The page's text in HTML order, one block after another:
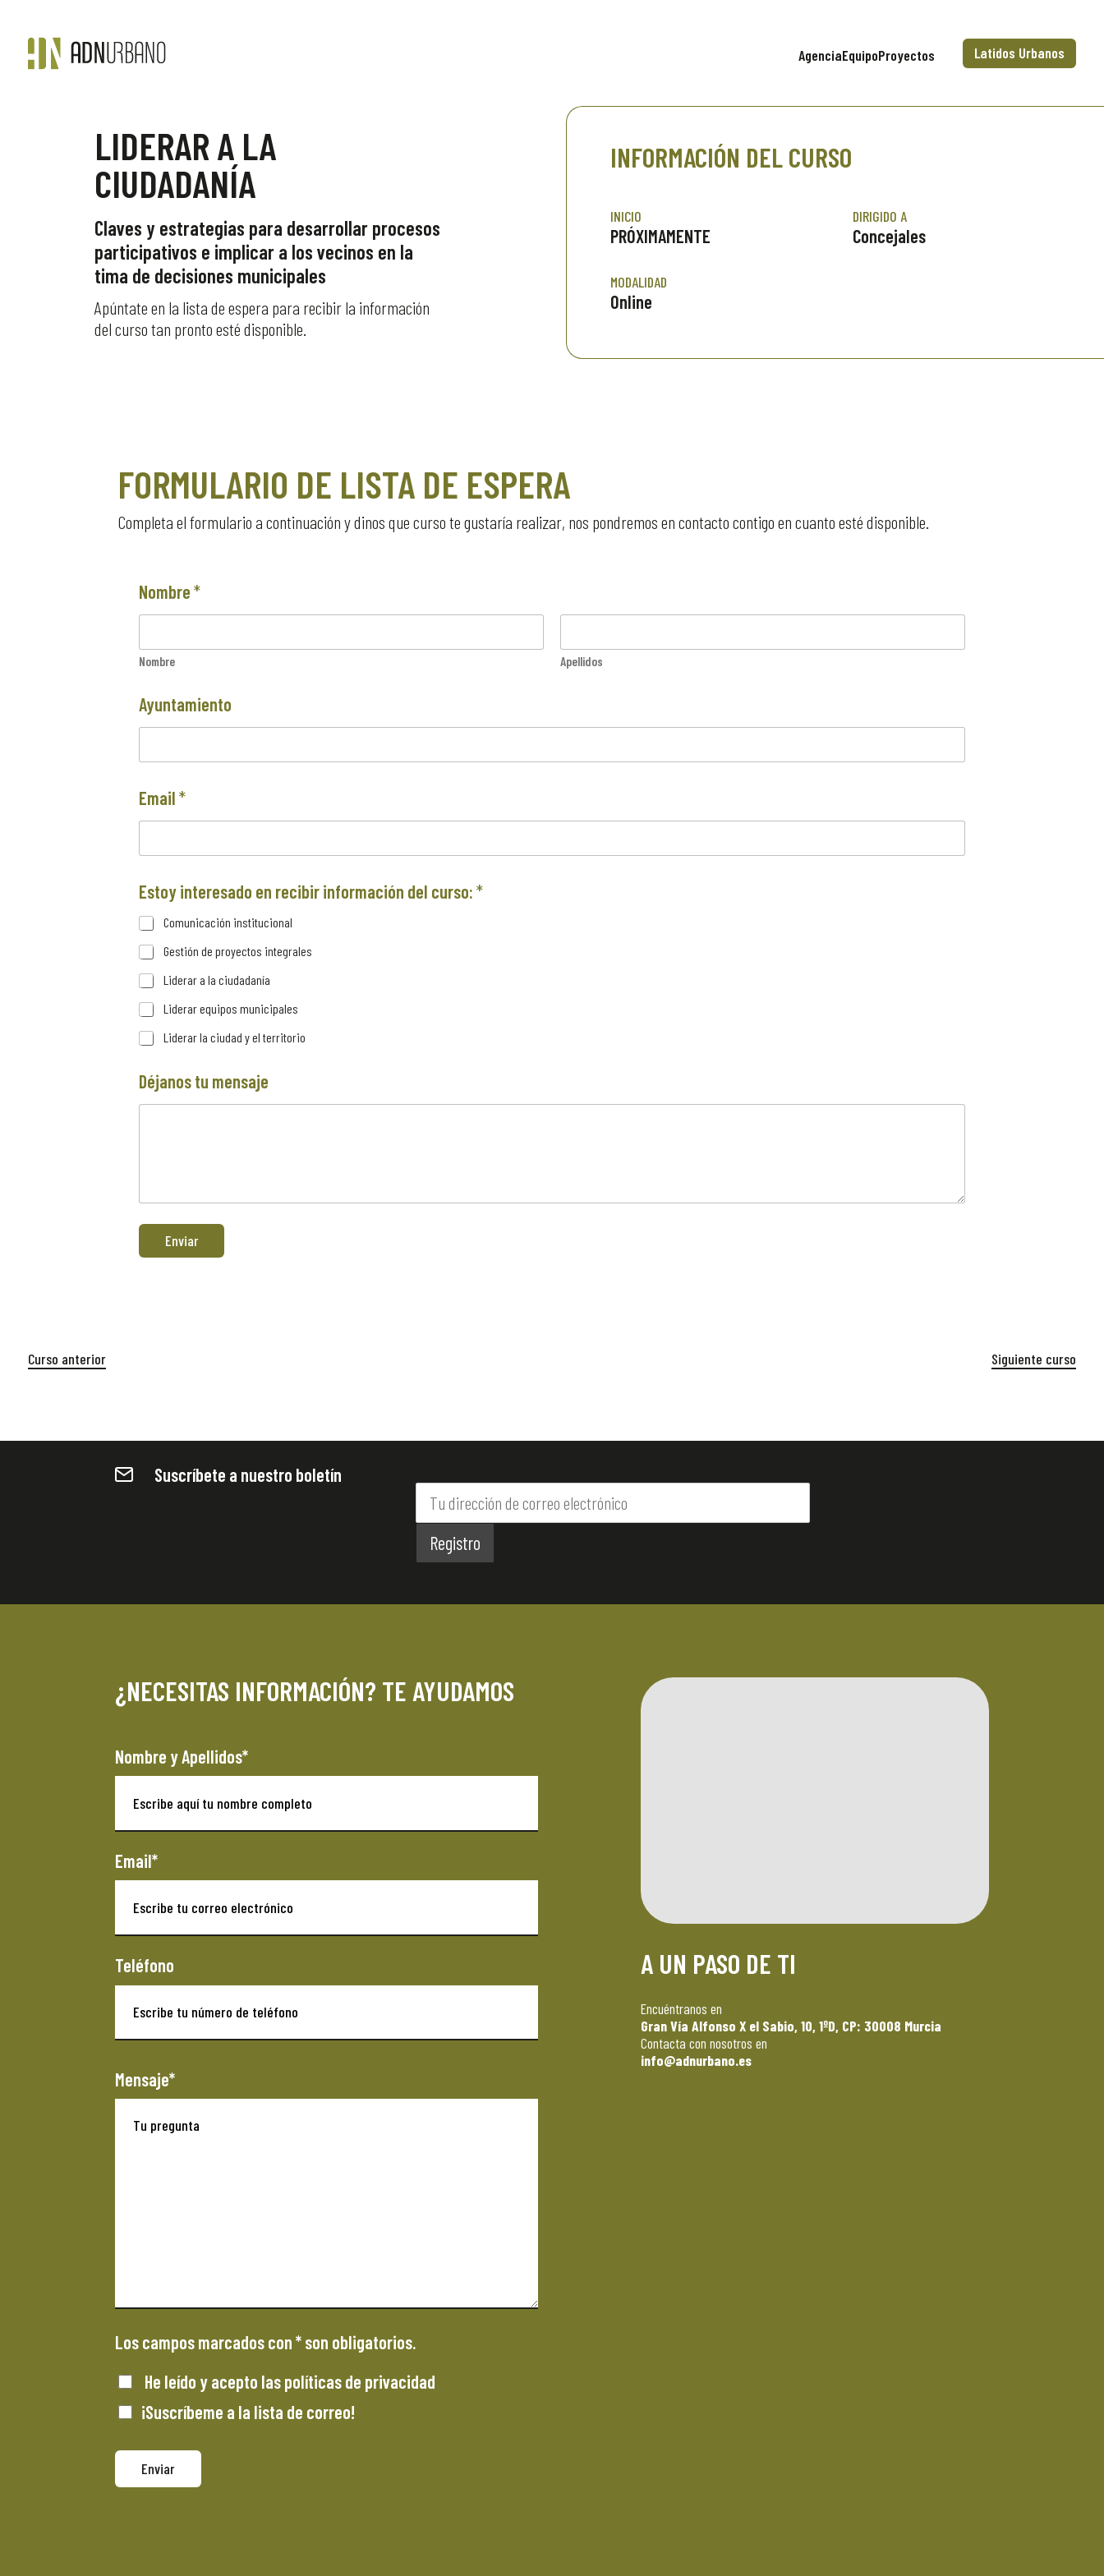
AgenciaEquipoProyectos Latidos Urbanos
LIDERAR A LA
CIUDADANÍA
Claves y estrategias para desarrollar procesos
participativos e implicar a los vecinos en la
tima de decisiones municipales
Apúntate en la lista de espera para recibir la información
del curso tan pronto esté disponible.
INFORMACIÓN DEL CURSO
INICIO
PRÓXIMAMENTE
DIRIGIDO A
Concejales
MODALIDAD
Online
FORMULARIO DE LISTA DE ESPERA
Completa el formulario a continuación y dinos que curso te gustaría realizar, nos pondremos en contacto contigo en cuanto esté disponible.
Nombre*
Nombre Apellidos
Ayuntamiento
Email*
Estoy interesado en recibir información del curso:*
Comunicación institucional
Gestión de proyectos integrales
Liderar a la ciudadanía
Liderar equipos municipales
Liderar la ciudad y el territorio
Déjanos tu mensaje
Enviar
Curso anterior Siguiente curso
Suscríbete a nuestro boletín
¿NECESITAS INFORMACIÓN? TE AYUDAMOS
Nombre y Apellidos*
Email*
Teléfono
Mensaje*
Los campos marcados con * son obligatorios.
He leído y acepto laspolíticas de privacidad
¡Suscríbeme a la lista de correo!
A UN PASO DE TI
Encuéntranos en
Gran Vía Alfonso X el Sabio, 10, 1ºD, CP: 30008 Murcia
Contacta con nosotros en
info@adnurbano.es